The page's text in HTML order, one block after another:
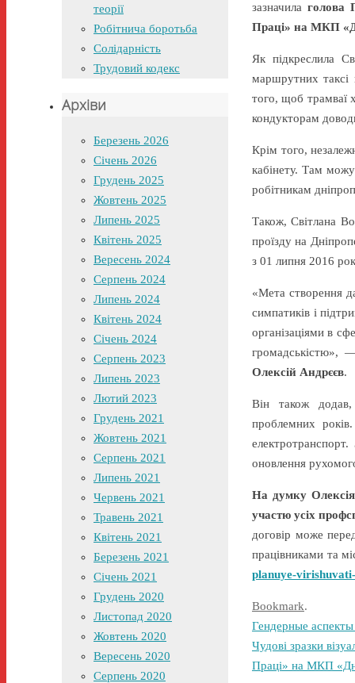
зазначила голова
Праці» на МКП
Як підкреслила
маршрутних таксі
того, щоб трамваї
кондукторам
Крім того,
кабінету. Там
робітникам
Також, Світлана
проїзду на
з 01 липня 2016
«Мета створення
симпатиків і
організаціями в
громадськістю»,
Олексій Андрєєв.
Він також додав,
проблемних
електротранспорт.
оновлення
На думку Олексія
участю усіх
договір може
planuye-
Bookmark.
Гендерные
Чудові зразки
Праці» на МКП
теорії
Робітнича боротьба
Солідарність
Трудовий кодекс
Архіви
Березень 2026
Січень 2026
Грудень 2025
Жовтень 2025
Липень 2025
Квітень 2025
Вересень 2024
Серпень 2024
Липень 2024
Квітень 2024
Січень 2024
Серпень 2023
Липень 2023
Лютий 2023
Грудень 2021
Жовтень 2021
Серпень 2021
Липень 2021
Червень 2021
Травень 2021
Квітень 2021
Березень 2021
Січень 2021
Грудень 2020
Листопад 2020
Жовтень 2020
Вересень 2020
Серпень 2020